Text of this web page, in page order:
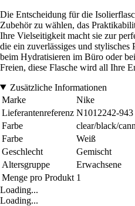
Die Entscheidung für die
Zubehör zu wählen, das
Ihre Vielseitigkeit macht sie zur
die ein zuverlässiges und
beim Hydratisieren im Büro oder
Freien, diese Flasche wird all Ihre
Zusätzliche Informationen
Marke
Nike
Lieferantenreferenz N1012242-943
Farbe
clear/black/
Farbe
Weiß
Geschlecht
Gemischt
Altersgruppe
Erwachsene
Menge pro Produkt 1
Loading...
Loading...